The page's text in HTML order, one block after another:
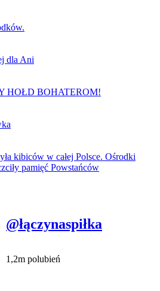
dla Ani
HOŁD BOHATEROM!
kibiców w całej Polsce. Ośrodki
pamięć Powstańców
@łączynaspiłka
1,2m polubień